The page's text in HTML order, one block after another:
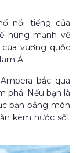
nổi tiếng của
hùng mạnh về
vương quốc
Á.
bắc qua
phá. Nếu bạn là
bạn bằng món
kèm nước sốt